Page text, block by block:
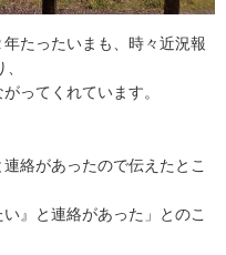
たったいまも、時々近況報
ってくれています。
絡があったので伝えたとこ
』と連絡があった」とのこ